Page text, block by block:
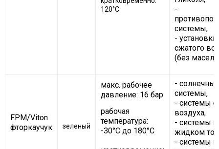
120°C
-
системы,
- установки
сжатого
(без масел).
FPM/Viton
фторкаучук
зеленый
макс. рабочее
давление: 16 бар
рабочая
температура:
-30°C до 180°C
-
системы,
- системы
воздуха,
- системы
жидком
- системы